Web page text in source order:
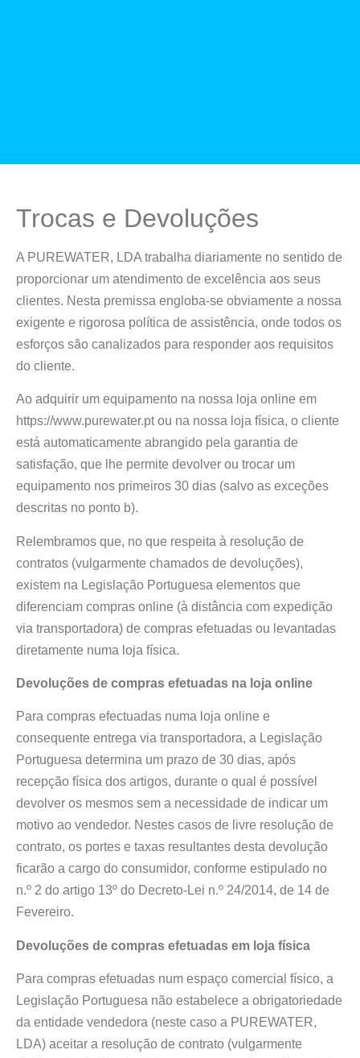
Trocas e Devoluções
A PUREWATER, LDA trabalha diariamente no sentido de
proporcionar um atendimento de excelência aos seus
clientes. Nesta premissa engloba-se obviamente a nossa
exigente e rigorosa política de assistência, onde todos os
esforços são canalizados para responder aos requisitos
do cliente.
Ao adquirir um equipamento na nossa loja online em
https://www.purewater.pt ou na nossa loja física, o cliente
está automaticamente abrangido pela garantia de
satisfação, que lhe permite devolver ou trocar um
equipamento nos primeiros 30 dias (salvo as exceções
descritas no ponto b).
Relembramos que, no que respeita à resolução de
contratos (vulgarmente chamados de devoluções),
existem na Legislação Portuguesa elementos que
diferenciam compras online (à distância com expedição
via transportadora) de compras efetuadas ou levantadas
diretamente numa loja física.
Devoluções de compras efetuadas na loja online
Para compras efectuadas numa loja online e
consequente entrega via transportadora, a Legislação
Portuguesa determina um prazo de 30 dias, após
recepção física dos artigos, durante o qual é possível
devolver os mesmos sem a necessidade de indicar um
motivo ao vendedor. Nestes casos de livre resolução de
contrato, os portes e taxas resultantes desta devolução
ficarão a cargo do consumidor, conforme estipulado no
n.º 2 do artigo 13º do Decreto-Lei n.º 24/2014, de 14 de
Fevereiro.
Devoluções de compras efetuadas em loja física
Para compras efetuadas num espaço comercial físico, a
Legislação Portuguesa não estabelece a obrigatoriedade
da entidade vendedora (neste caso a PUREWATER,
LDA) aceitar a resolução de contrato (vulgarmente